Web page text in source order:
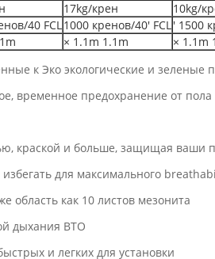
17kg/крен 10kg/
40 FCL1000 кренов/40' FCL′ 1500
× 1.1m 1.1m × 1.1m
к Эко экологические и зеленые
временное предохранение от пола
краской и больше, защищая ваши
для максимального
область как 10 листов мезонита
дыхания BTO
и легких для установки